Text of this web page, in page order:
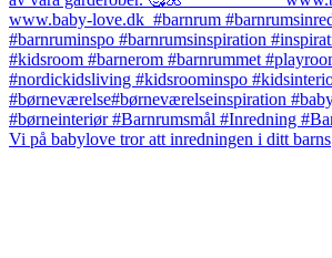
Vi på babylove tror att inredningen i ditt barns